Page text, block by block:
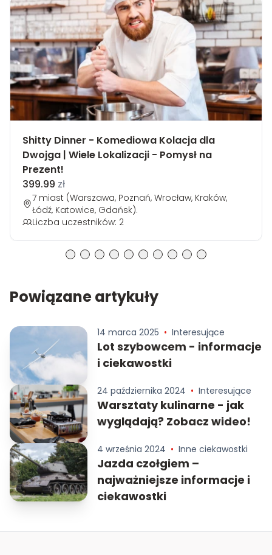
Shitty Dinner - Komediowa Kolacja dla
Dwojga | Wiele Lokalizacji - Pomysł na
Prezent!
399.99 zł
7 miast (Warszawa, Poznań, Wrocław, Kraków,
Łódź, Katowice, Gdańsk).
Liczba uczestników: 2
Powiązane artykuły
14 marca 2025 • Interesujące
Lot szybowcem - informacje
i ciekawostki
24 października 2024 • Interesujące
Warsztaty kulinarne - jak
wyglądają? Zobacz wideo!
4 września 2024 • Inne ciekawostki
Jazda czołgiem –
najważniejsze informacje i
ciekawostki